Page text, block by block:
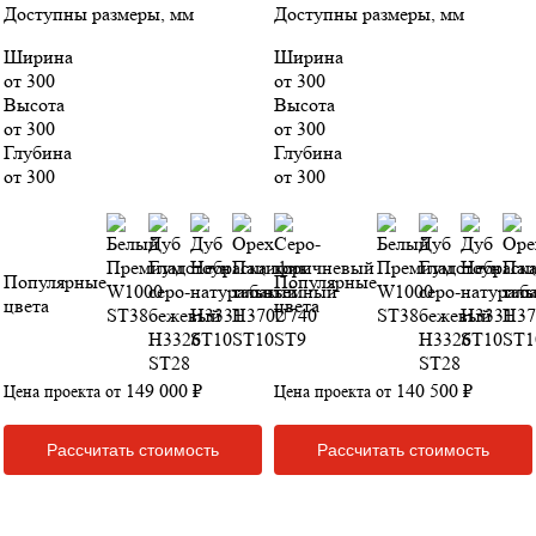
Доступны размеры, мм
Ширина
от 300
Высота
от 300
Глубина
от 300
Популярные
цвета
Цена проекта от 149 000 ₽
Рассчитать стоимость
Доступны размеры, мм
Ширина
от 300
Высота
от 300
Глубина
от 300
Популярные
цвета
Цена проекта от 140 500 ₽
Рассчитать стоимость